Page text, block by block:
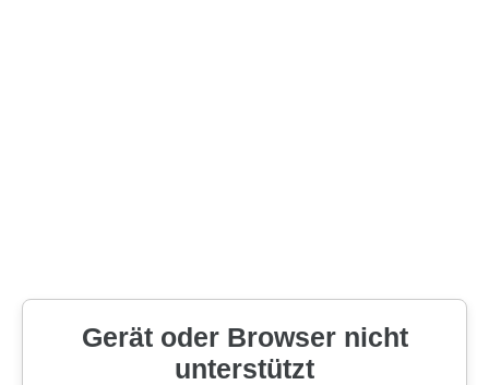
Gerät oder Browser nicht
unterstützt